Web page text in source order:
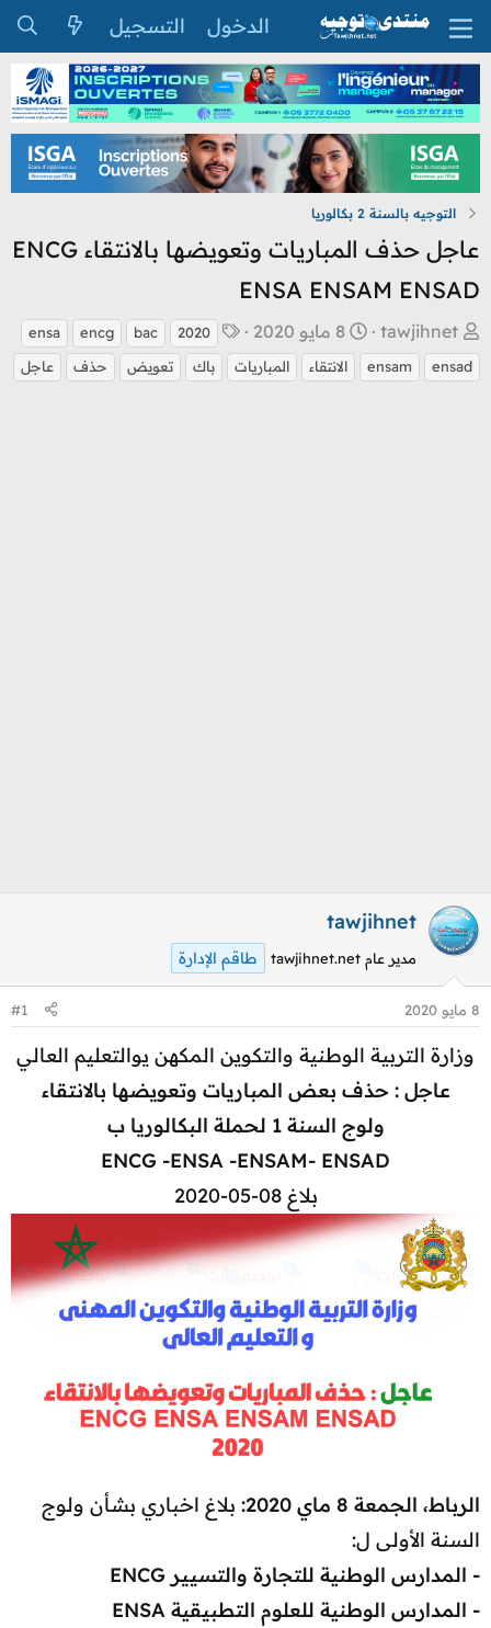
الدخول التسجيل
التوجيه بالسنة 2 بكالوريا
عاجل حذف المباريات وتعويضها بالانتقاء ENCG
ENSA ENSAM ENSAD
ب
ا
tawjihnet
ت
ا
8 مايو 2020
ل
2020
bac
encg
ensa
ensad
ensam الانتقاء المباريات باك تعويض حذف عاجل
tawjihnet
مدير عام tawjihnet.net طاقم الإدارة
8 مايو 2020 #1
وزارة التربية الوطنية والتكوين المكهن يوالتعليم العالي
عاجل : حذف بعض المباريات وتعويضها بالانتقاء
ولوج السنة 1 لحملة البكالوريا ب
ENCG -ENSA -ENSAM- ENSAD
بلاغ 08-05-2020
الرباط، الجمعة 8 ماي 2020:
بلاغ اخباري بشأن ولوج
السنة الأولى ل:
- المدارس الوطنية للتجارة والتسيير ENCG
- المدارس الوطنية للعلوم التطبيقية ENSA